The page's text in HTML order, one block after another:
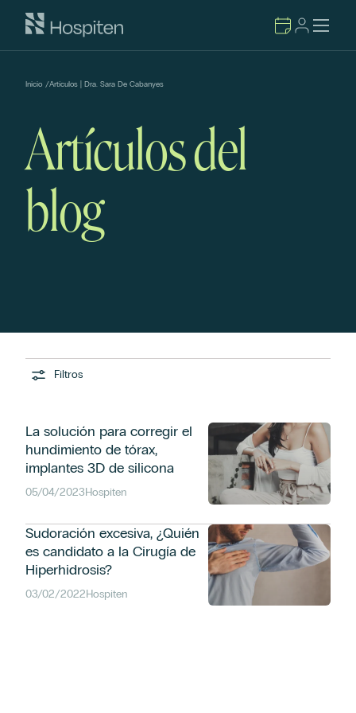
Inicio /Artículos | Dra. Sara De Cabanyes
Artículos del
blog
Filtros
La solución para corregir el
hundimiento de tórax,
implantes 3D de silicona
05/04/2023Hospiten
Sudoración excesiva, ¿Quién
es candidato a la Cirugía de
Hiperhidrosis?
03/02/2022Hospiten